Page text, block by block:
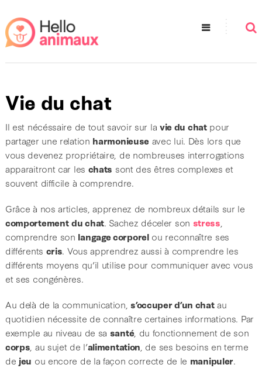
Vie du chat
Il est nécéssaire de tout savoir sur la vie du chatpour
partager une relation harmonieuse avec lui. Dès lors que
vous devenez propriétaire, de nombreuses interrogations
apparaitront car les chats sont des êtres complexes et
souvent difficile à comprendre.
Grâce à nos articles, apprenez de nombreux détails sur le
comportement du chat. Sachez déceler son stress
comprendre son langage corporelou reconnaître ses
différents cris. Vous apprendrez aussi à comprendre les
différents moyens qu’il utilise pour communiquer avec vous
et ses congénères.
Au delà de la communication,s’occuper d’un chatau
quotidien nécessite de connaître certaines informations. Par
exemple au niveau de sa santé, du fonctionnement de son
corps , au sujet de l’alimentation , de ses besoins en terme
de jeu ou encore de la façon correcte de le manipuler.